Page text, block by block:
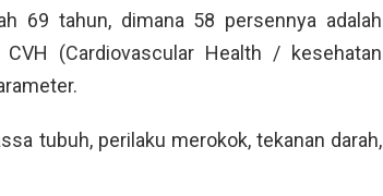
69 tahun, dimana 58 persennya adalah
(Cardiovascular Health / kesehatan
tubuh, perilaku merokok, tekanan darah,